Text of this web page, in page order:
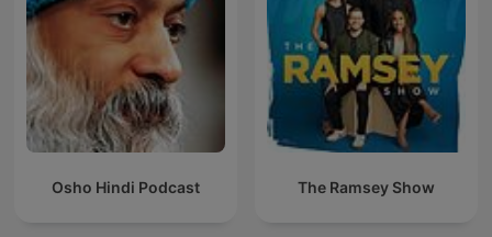
Osho Hindi Podcast The Ramsey Show